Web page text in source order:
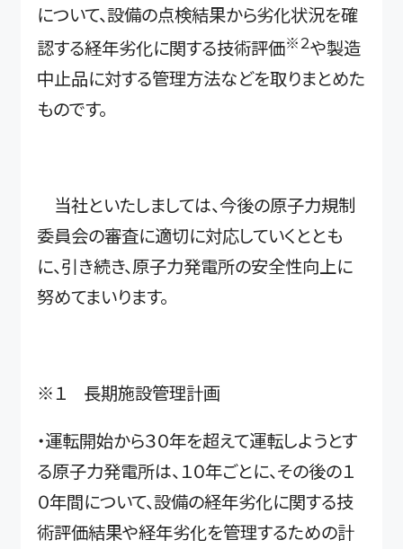
について、設備の点検結果から劣化状況を確
認する経年劣化に関する技術評価※２や製造
中止品に対する管理方法などを取りまとめた
ものです。
当社といたしましては、今後の原子力規制
委員会の審査に適切に対応していくととも
に、引き続き、原子力発電所の安全性向上に
努めてまいります。
※１ 長期施設管理計画
・運転開始から３０年を超えて運転しようとす
る原子力発電所は、１０年ごとに、その後の１
０年間について、設備の経年劣化に関する技
術評価結果や経年劣化を管理するための計